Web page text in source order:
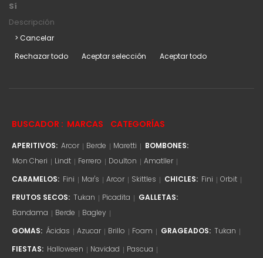
Sí
Descripción
> Cancelar
Rechazar todo
Aceptar selección Aceptar todo
BUSCADOR : MARCAS CATEGORÍAS
APERITIVOS: Arcor Berde Maretti
BOMBONES:
Mon Cheri
Lindt Ferrero Doulton
Amatller
CARAMELOS: Fini Mar's Arcor Skittles CHICLES: Fini
Orbit
FRUTOS SECOS: Tukan Picadita
GALLETAS:
Bandama
Berde
Bagley
GOMAS: Ácidas Azucar Brillo Foam GRAGEADOS: Tukan
FIESTAS: Halloween Navidad Pascua